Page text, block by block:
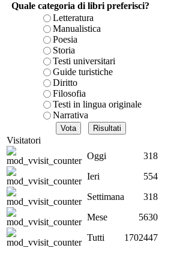
Quale categoria di libri preferisci?
Letteratura
Manualistica
Poesia
Storia
Testi universitari
Guide turistiche
Diritto
Filosofia
Testi in lingua originale
Narrativa
Visitatori
Oggi
318
Ieri
554
Settimana
318
Mese
5630
Tutti
1702447